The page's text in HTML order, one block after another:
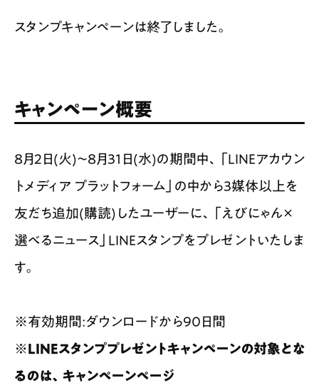
スタンプキャンペーンは終了しました。
キャンペーン概要
8月2日(火)〜8月31日(水)の期間中、「LINEアカウン
トメディア プラットフォーム」の中から3媒体以上を
友だち追加(購読)したユーザーに、「えびにゃん×
選べるニュース」LINEスタンプをプレゼントいたしま
す。
※有効期間:ダウンロードから90日間
※LINEスタンププレゼントキャンペーンの対象とな
るのは、キャンペーンページ